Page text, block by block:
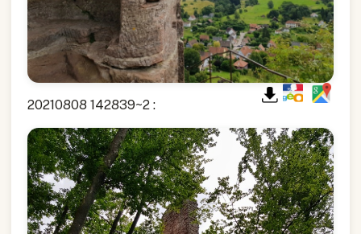
20210808 142839~2 :